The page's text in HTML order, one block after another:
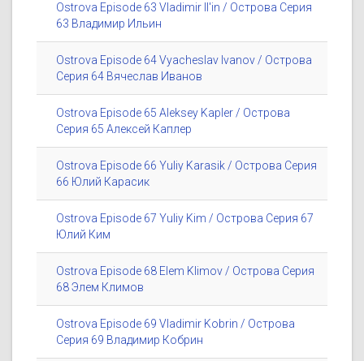
Ostrova Episode 63 Vladimir Il'in / Острова Серия
63 Владимир Ильин
Ostrova Episode 64 Vyacheslav Ivanov / Острова
Серия 64 Вячеслав Иванов
Ostrova Episode 65 Aleksey Kapler / Острова
Серия 65 Алексей Каплер
Ostrova Episode 66 Yuliy Karasik / Острова Серия
66 Юлий Карасик
Ostrova Episode 67 Yuliy Kim / Острова Серия 67
Юлий Ким
Ostrova Episode 68 Elem Klimov / Острова Серия
68 Элем Климов
Ostrova Episode 69 Vladimir Kobrin / Острова
Серия 69 Владимир Кобрин